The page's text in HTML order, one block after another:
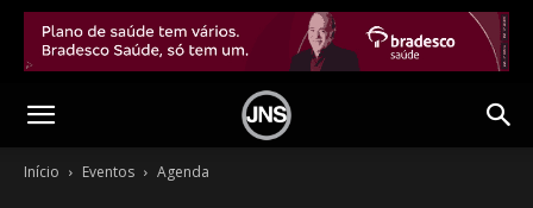
Início Eventos Agenda